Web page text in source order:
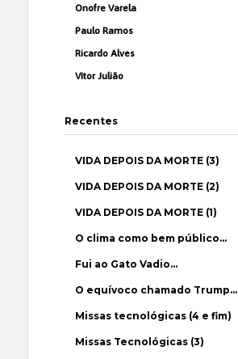
Onofre Varela
Paulo Ramos
Ricardo Alves
Vítor Julião
Recentes
VIDA DEPOIS DA MORTE (3)
VIDA DEPOIS DA MORTE (2)
VIDA DEPOIS DA MORTE (1)
O clima como bem público…
Fui ao Gato Vadio…
O equívoco chamado Trump…
Missas tecnológicas (4 e fim)
Missas Tecnológicas (3)